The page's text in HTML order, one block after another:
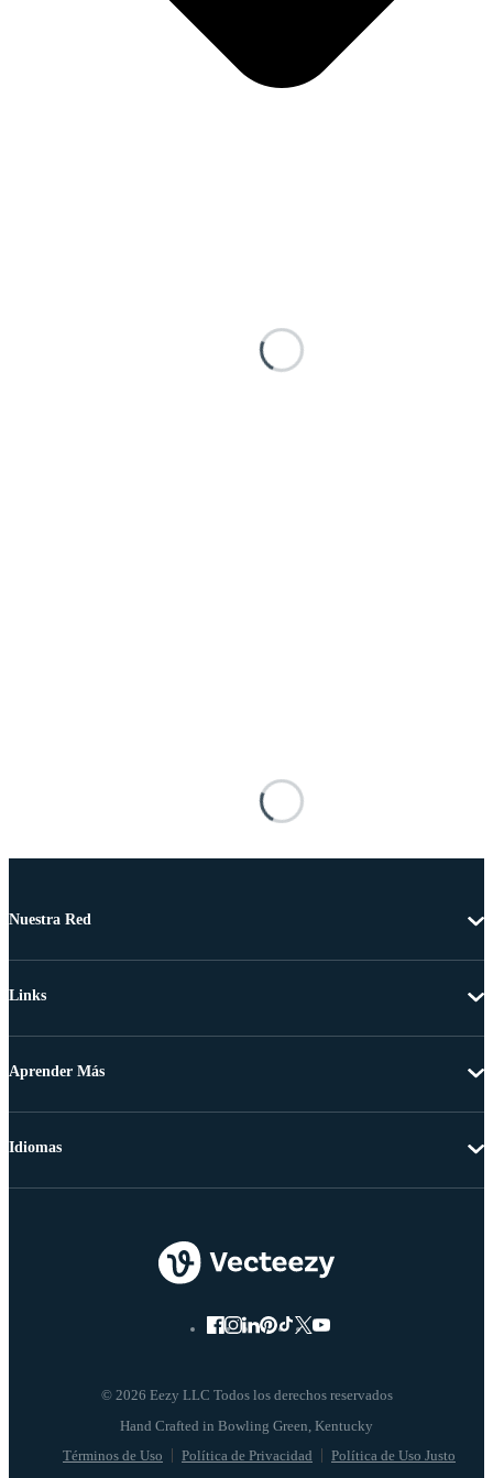
Nuestra Red
Links
Aprender Más
© 2026 Eezy LLC Todos los derechos reservados
Términos de Uso Política de Privacidad Política de Uso Justo
Idiomas